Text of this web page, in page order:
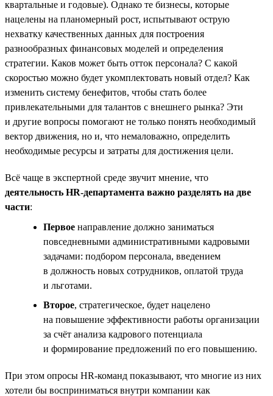
квартальные и годовые). Однако те бизнесы, которые
нацелены на планомерный рост, испытывают острую
нехватку качественных данных для построения
разнообразных финансовых моделей и определения
стратегии. Каков может быть отток персонала? С какой
скоростью можно будет укомплектовать новый отдел? Как
изменить систему бенефитов, чтобы стать более
привлекательными для талантов с внешнего рынка? Эти
и другие вопросы помогают не только понять необходимый
вектор движения, но и, что немаловажно, определить
необходимые ресурсы и затраты для достижения цели.
Всё чаще в экспертной среде звучит мнение, что
деятельность HR-департамента важно разделять на две
части:
Первое направление должно заниматься
повседневными административными кадровыми
задачами: подбором персонала, введением
в должность новых сотрудников, оплатой труда
и льготами.
Второе, стратегическое, будет нацелено
на повышение эффективности работы организации
за счёт анализа кадрового потенциала
и формирование предложений по его повышению.
При этом опросы HR-команд показывают, что многие из них
хотели бы восприниматься внутри компании как